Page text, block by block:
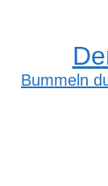
Bummeln